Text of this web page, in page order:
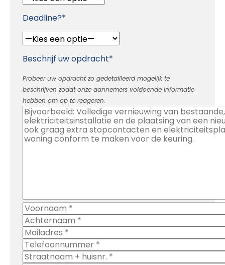
Deadline?*
Beschrijf uw opdracht*
Probeer uw opdracht zo gedetailleerd mogelijk te
beschrijven zodat onze aannemers voldoende informatie
hebben om op te reageren.